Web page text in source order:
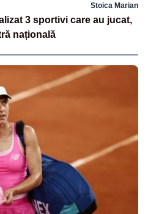
Stoica Marian
3 sportivi care au jucat,
națională